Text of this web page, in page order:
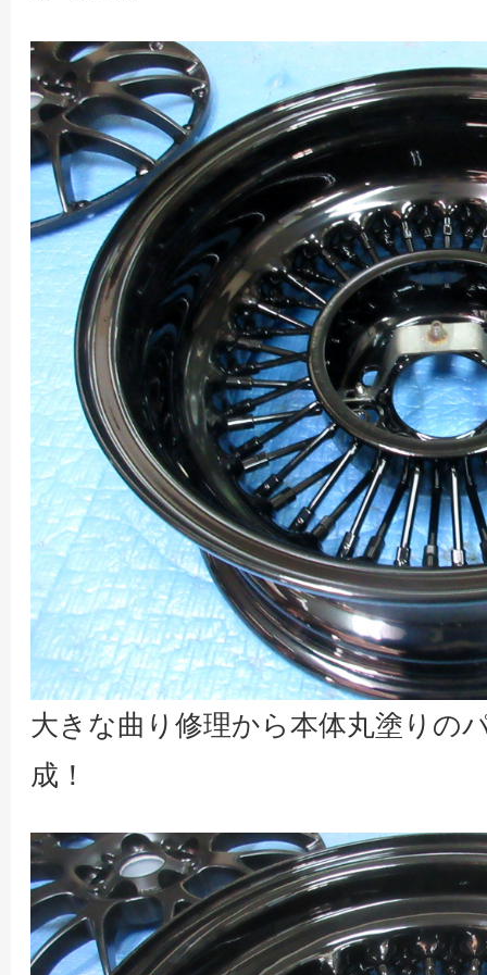
大きな曲り修理から本体丸塗りの
成！